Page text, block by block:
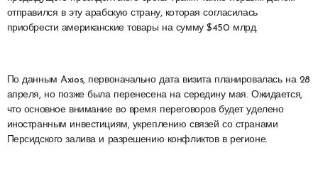
отправился в эту арабскую страну, которая согласилась
приобрести американские товары на сумму $450 млрд.
По данным Axios, первоначально дата визита планировалась на 28
апреля, но позже была перенесена на середину мая. Ожидается,
что основное внимание во время переговоров будет уделено
иностранным инвестициям, укреплению связей со странами
Персидского залива и разрешению конфликтов в регионе.